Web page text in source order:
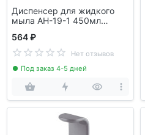
Диспенсер для жидкого
мыла AH-19-1 450мл
564 ₽
Нет отзывов
Под заказ 4-5 дней